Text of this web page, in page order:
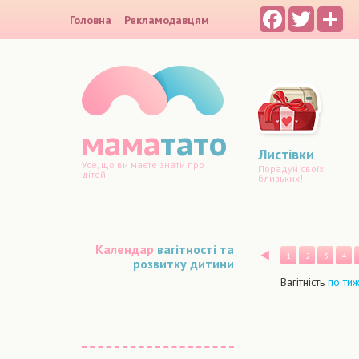
Головна Рекламодавцям FacebookTwitter
маматато
Усе, що ви маєте знати про
дітей
Листівки
Порадуй своїх
близьких!
Календар вагітності та
розвитку дитини
Назад
1 2 3 4
Вагітність по